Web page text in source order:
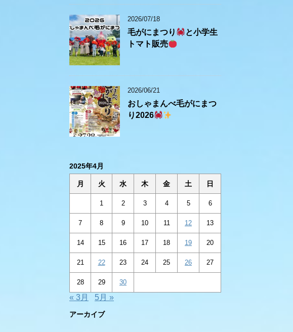
2026/07/18
毛がにまつり
と小学生
トマト販売
2026/06/21
おしゃまんべ毛がにまつ
り2026
2025年4月
月 火 水 木 金 土 日
1 2 3 4 5 6
7 8 9 10 11 12 13
14 15 16 17 18 19 20
21 22 23 24 25 26 27
28 29 30
« 3月 5月 »
アーカイブ